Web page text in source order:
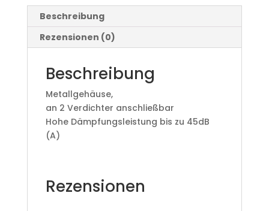
Beschreibung
Rezensionen (0)
Beschreibung
Metallgehäuse,
an 2 Verdichter anschließbar
Hohe Dämpfungsleistung bis zu 45dB
(A)
Rezensionen